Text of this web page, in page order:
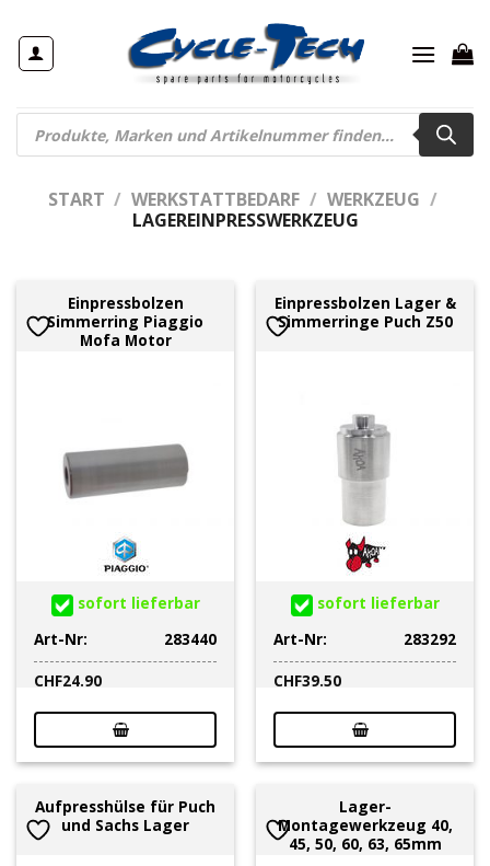
Inhalt
springen
Products
search
START / WERKSTATTBEDARF / WERKZEUG /
LAGEREINPRESSWERKZEUG
Einpressbolzen
Simmerring Piaggio
Mofa Motor
sofort lieferbar
Art-Nr:
283440
CHF24.90
Einpressbolzen Lager &
Simmerringe Puch Z50
sofort lieferbar
Art-Nr:
283292
CHF39.50
Aufpresshülse für Puch
und Sachs Lager
Lager-
Montagewerkzeug 40,
45, 50, 60, 63, 65mm